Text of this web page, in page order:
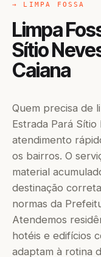
→ LIMPA FOSSA
Limpa
Sítio
Caiana
Quem precisa de
Estrada Pará
atendimento
os bairros. O
material
destinação
normas da
Atendemos
hotéis e edifícios
adaptam à rotina